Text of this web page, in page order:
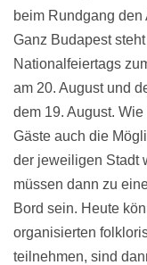
beim Rundgang
Ganz Budapest
Nationalfeiertags
am 20. August und
dem 19. August.
Gäste auch die
der jeweiligen Stadt
müssen dann zu
Bord sein. Heute
organisierten
teilnehmen, sind